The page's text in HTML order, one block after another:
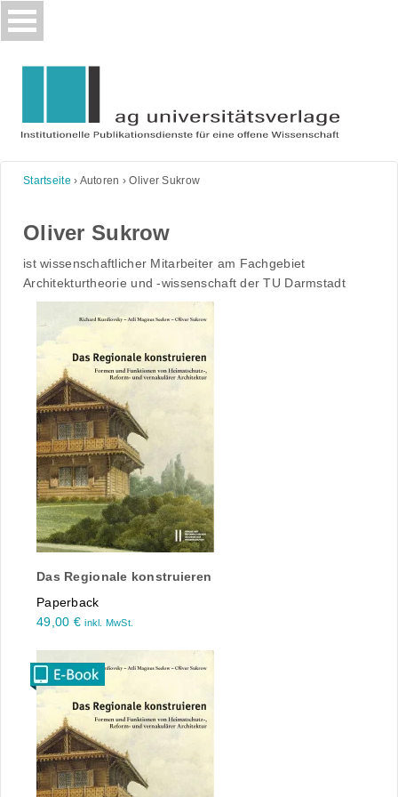
Skip
to
Startseite › Autoren ›Oliver Sukrow
Oliver Sukrow
ist wissenschaftlicher Mitarbeiter am Fachgebiet
Architekturtheorie und -wissenschaft der TU Darmstadt
Das Regionale konstruieren
Paperback
49,00 € inkl. MwSt.